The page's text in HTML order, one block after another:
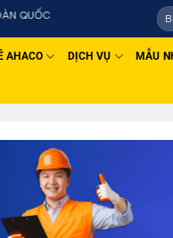
AHACO DỊCH VỤ MẪU